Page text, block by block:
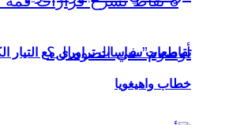
تقاطعات سياسات تراوري مع التيار
خطاب واهيغويا